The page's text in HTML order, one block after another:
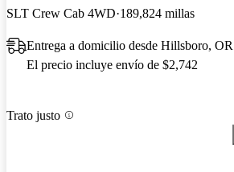
SLT Crew Cab 4WD 189,824 millas
Entrega a domicilio desde Hillsboro, OR
El precio incluye envío de $2,742
Trato justo